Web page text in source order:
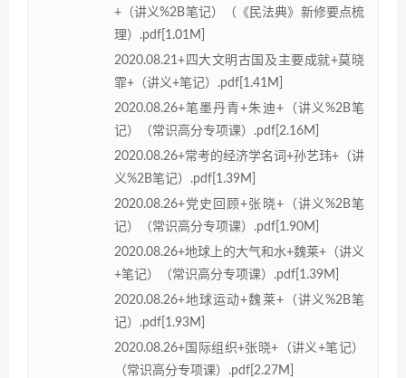
+（讲义%2B笔记）（《民法典》新修要点梳
理）.pdf[1.01M]
2020.08.21+四大文明古国及主要成就+莫晓
霏+（讲义+笔记）.pdf[1.41M]
2020.08.26+笔墨丹青+朱迪+（讲义%2B笔
记）（常识高分专项课）.pdf[2.16M]
2020.08.26+常考的经济学名词+孙艺玮+（讲
义%2B笔记）.pdf[1.39M]
2020.08.26+党史回顾+张晓+（讲义%2B笔
记）（常识高分专项课）.pdf[1.90M]
2020.08.26+地球上的大气和水+魏莱+（讲义
+笔记）（常识高分专项课）.pdf[1.39M]
2020.08.26+地球运动+魏莱+（讲义%2B笔
记）.pdf[1.93M]
2020.08.26+国际组织+张晓+（讲义+笔记）
（常识高分专项课）.pdf[2.27M]